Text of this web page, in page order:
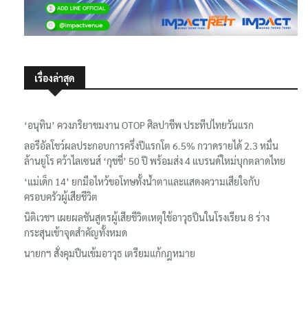
เรื่องล่าสุด
‘อนุทิน’ ควงภริยาชมงาน OTOP ศิลปาชีพ ประทีปไทยวันแรก
ลอรีอัลโชว์ผลประกอบการครึ่งปีแรกโต 6.5% กวาดรายได้ 2.3 หมื่น
ล้านยูโร คว้าไลเซนส์ ‘กุชชี่’ 50 ปี พร้อมส่ง 4 แบรนด์ใหม่บุกตลาดไทย
‘แม่เด็ก 14’ ยกมือไหว้ขอโทษทั้งน้ำตาและแสดงความเสียใจกับ
ครอบครัวผู้เสียชีวิต
นิติเวชฯ เผยผลชันสูตรผู้เสียชีวิตเหตุใช้อาวุธปืนในโรงเรียน 8 ร่าง
กระสุนเข้าจุดสำคัญทั้งหมด
นายกฯ สั่งคุมปืนเข้มอาวุธ เตรียมแก้กฎหมาย